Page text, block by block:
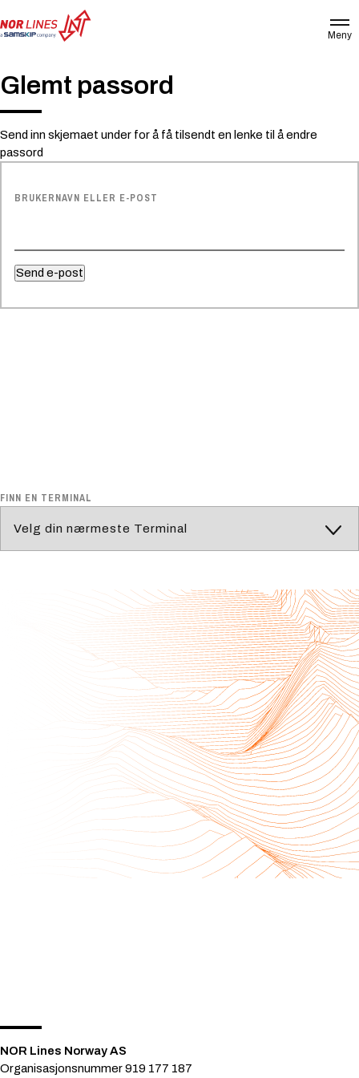
NORWAY
AS
Meny
Glemt passord
Send inn skjemaet under for å få tilsendt en lenke til å endre
passord
BRUKERNAVN ELLER E-POST
Send e-post
FINN EN TERMINAL
NOR Lines Norway AS
Organisasjonsnummer 919 177 187